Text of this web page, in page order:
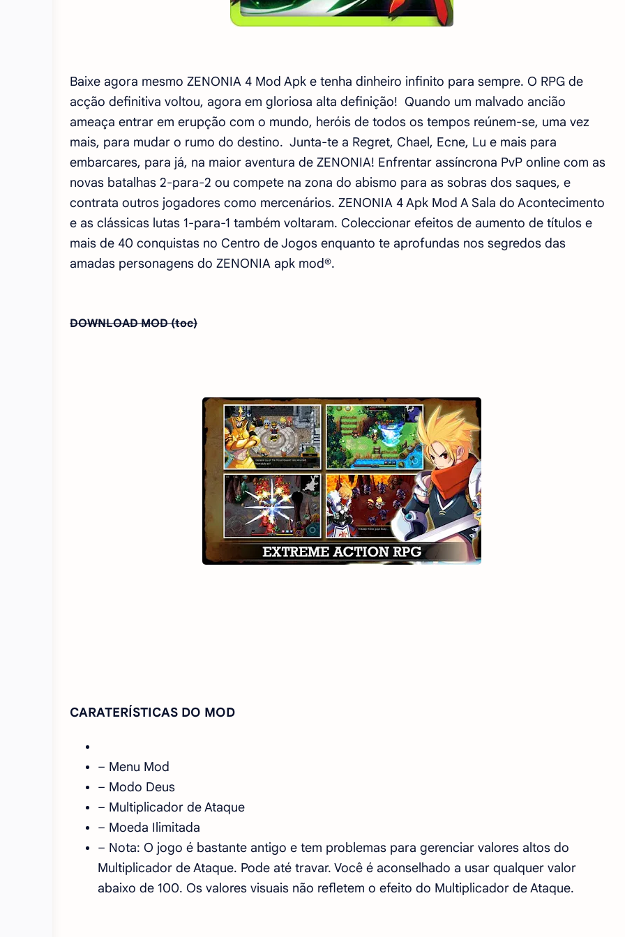
Baixe agora mesmo ZENONIA 4 Mod Apk e tenha dinheiro infinito para sempre. O RPG de
acção definitiva voltou, agora em gloriosa alta definição! Quando um malvado ancião
ameaça entrar em erupção com o mundo, heróis de todos os tempos reúnem-se, uma vez
mais, para mudar o rumo do destino. Junta-te a Regret, Chael, Ecne, Lu e mais para
embarcares, para já, na maior aventura de ZENONIA! Enfrentar assíncrona PvP online com as
novas batalhas 2-para-2 ou compete na zona do abismo para as sobras dos saques, e
contrata outros jogadores como mercenários. ZENONIA 4 Apk Mod A Sala do Acontecimento
e as clássicas lutas 1-para-1 também voltaram. Coleccionar efeitos de aumento de títulos e
mais de 40 conquistas no Centro de Jogos enquanto te aprofundas nos segredos das
amadas personagens do ZENONIA apk mod®.
DOWNLOAD MOD (toc)
CARATERÍSTICAS DO MOD
– Menu Mod
– Modo Deus
– Multiplicador de Ataque
– Moeda Ilimitada
– Nota: O jogo é bastante antigo e tem problemas para gerenciar valores altos do
Multiplicador de Ataque. Pode até travar. Você é aconselhado a usar qualquer valor
abaixo de 100. Os valores visuais não refletem o efeito do Multiplicador de Ataque.